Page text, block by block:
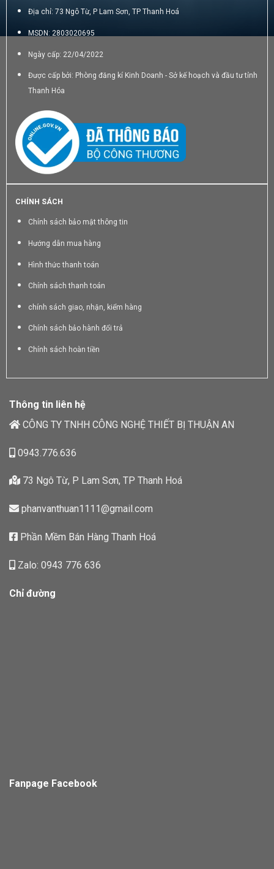
Địa chỉ: 73 Ngô Từ, P Lam Sơn, TP Thanh Hoá
MSDN: 2803020695
Ngày cấp: 22/04/2022
Được cấp bởi: Phòng đăng kí Kinh Doanh - Sở kế hoạch và đầu tư tỉnh
Thanh Hóa
CHÍNH SÁCH
Chính sách bảo mật thông tin
Hướng dẫn mua hàng
Hình thức thanh toán
Chính sách thanh toán
chính sách giao, nhận, kiểm hàng
Chính sách bảo hành đổi trả
Chính sách hoàn tiền
Thông tin liên hệ
CÔNG TY TNHH CÔNG NGHỆ THIẾT BỊ THUẬN AN
0943.776.636
73 Ngô Từ, P Lam Sơn, TP Thanh Hoá
phanvanthuan1111@gmail.com
Phần Mềm Bán Hàng Thanh Hoá
Zalo: 0943 776 636
Chỉ đường
Fanpage Facebook